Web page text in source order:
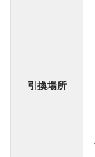
引換場所